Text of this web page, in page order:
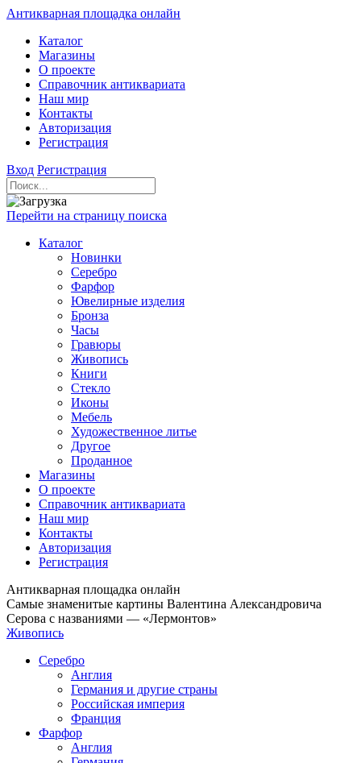
Антикварная площадка онлайн
Каталог
Магазины
О проекте
Справочник антиквариата
Наш мир
Контакты
Авторизация
Регистрация
Вход Регистрация
Перейти на страницу поиска
Каталог
Новинки
Серебро
Фарфор
Ювелирные изделия
Бронза
Часы
Гравюры
Живопись
Книги
Стекло
Иконы
Мебель
Художественное литье
Другое
Проданное
Магазины
О проекте
Справочник антиквариата
Наш мир
Контакты
Авторизация
Регистрация
Антикварная площадка онлайн
Самые знаменитые картины Валентина Александровича
Серова с названиями — «Лермонтов»
Живопись
Серебро
Англия
Германия и другие страны
Российская империя
Франция
Фарфор
Англия